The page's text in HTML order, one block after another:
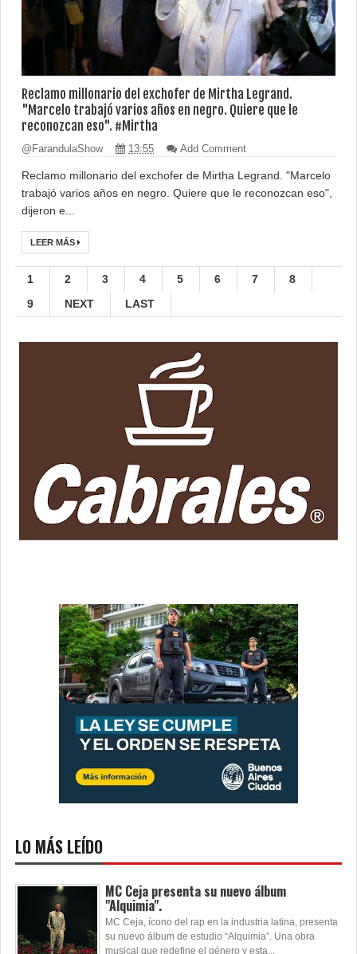
Reclamo millonario del exchofer de Mirtha Legrand.
"Marcelo trabajó varios años en negro. Quiere que le
reconozcan eso". #Mirtha
@FarandulaShow 13:55 Add Comment
Reclamo millonario del exchofer de Mirtha Legrand. "Marcelo
trabajó varios años en negro. Quiere que le reconozcan eso",
dijeron e...
LEER MÁS
1 2 3 4 5 6 7
8
9
NEXT LAST
LO MÁS LEÍDO
MC Ceja presenta su nuevo álbum
"Alquimia".
MC Ceja, ícono del rap en la industria latina, presenta
su nuevo álbum de estudio “Alquimia”. Una obra
musical que redefine el género y esta...